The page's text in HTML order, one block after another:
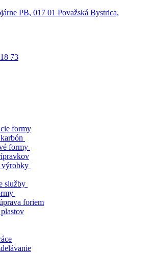
PB, 017 01 Považská Bystrica,
73
formy
formy
výrobky
služby
foriem